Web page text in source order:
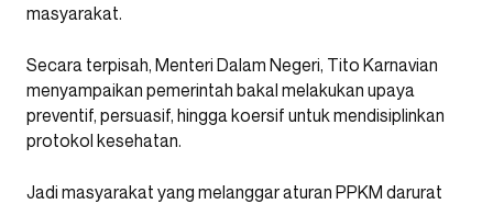
masyarakat.
Secara terpisah, Menteri Dalam Negeri, Tito Karnavian
menyampaikan pemerintah bakal melakukan upaya
preventif, persuasif, hingga koersif untuk mendisiplinkan
protokol kesehatan.
Jadi masyarakat yang melanggar aturan PPKM darurat